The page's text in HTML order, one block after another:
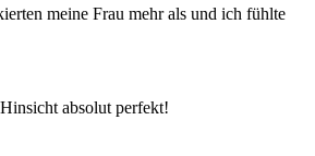
meine Frau mehr als und ich fühlte
absolut perfekt!